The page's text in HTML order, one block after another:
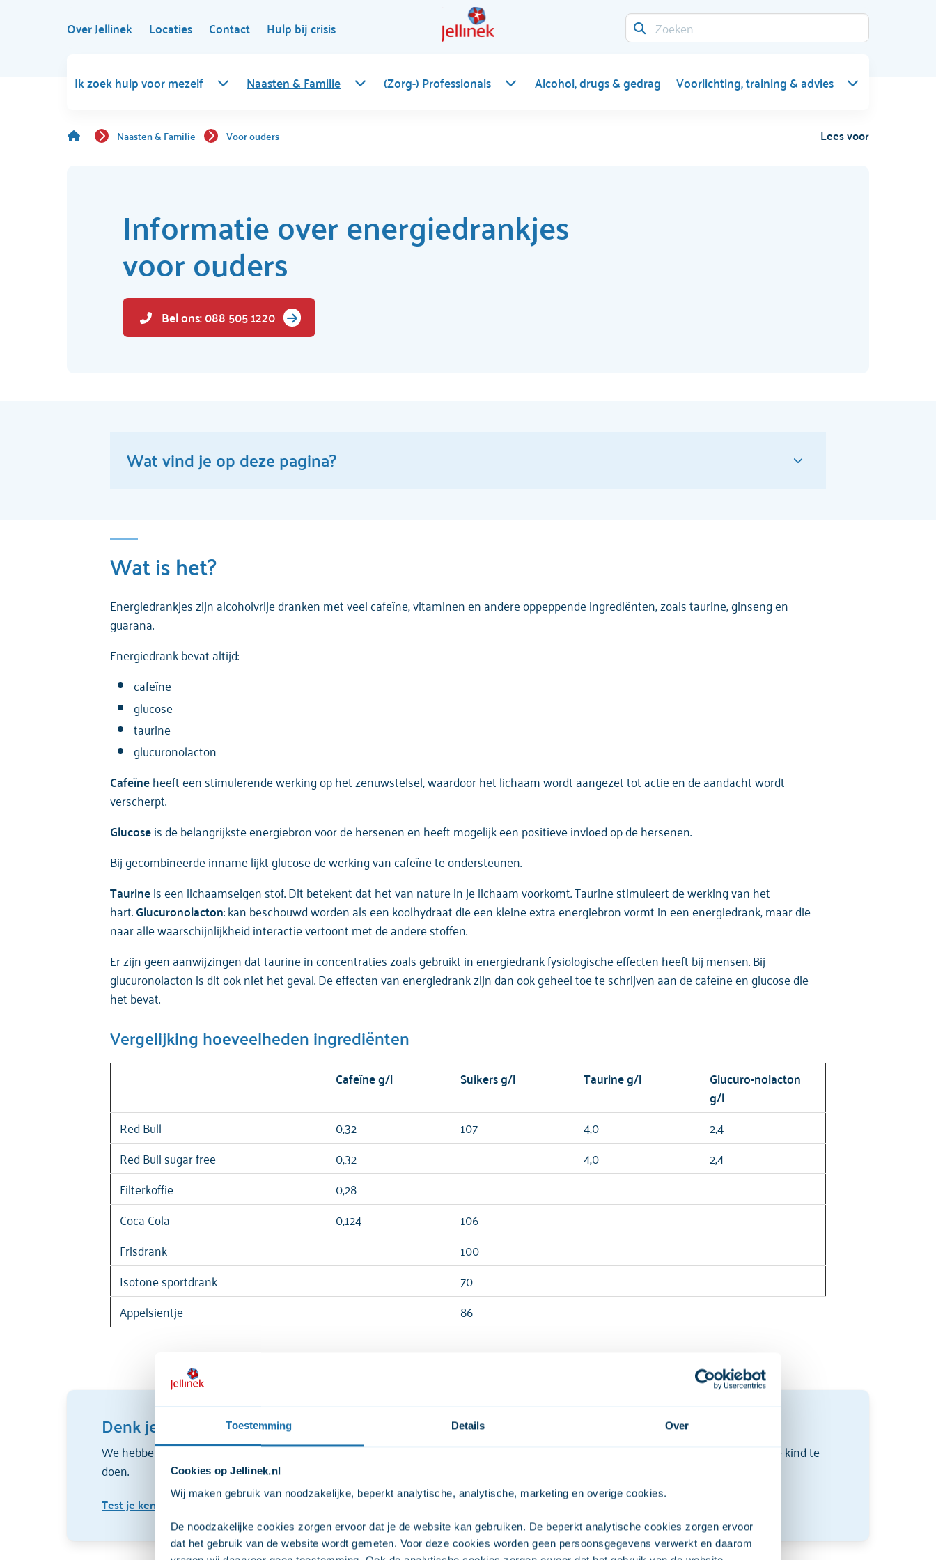
Toestemming Details Over
Cookies op Jellinek.nl
Wij maken gebruik van noodzakelijke, beperkt analytische, analytische, marketing en overige cookies.
De noodzakelijke cookies zorgen ervoor dat je de website kan gebruiken. De beperkt analytische cookies zorgen ervoor
dat het gebruik van de website wordt gemeten. Voor deze cookies worden geen persoonsgegevens verwerkt en daarom
Over Jellinek Locaties Contact Hulp bij crisis
Ik zoek hulp voor mezelf Naasten & Familie (Zorg-) Professionals Alcohol, drugs & gedrag Voorlichting, training & advies
Informatie over energiedrankjes
voor ouders
Bel ons: 088 505 1220
Naasten & Familie Voor ouders Lees voor
Wat vind je op deze pagina?
Hoe herken ik het?
Redenen
Risico’s
Risico’s verminderen
Energiedrankjes en de wet
Wat is het?
Energiedrankjes zijn alcoholvrije dranken met veel cafeïne, vitaminen en andere oppeppende ingrediënten, zoals taurine, ginseng en
guarana.
Energiedrank bevat altijd:
cafeïne
glucose
taurine
glucuronolacton
Cafeïneheeft een stimulerende werking op het zenuwstelsel, waardoor het lichaam wordt aangezet tot actie en de aandacht wordt
verscherpt.
Glucoseis de belangrijkste energiebron voor de hersenen en heeft mogelijk een positieve invloed op de hersenen.
Bij gecombineerde inname lijkt glucose de werking van cafeïne te ondersteunen.
Taurineis een lichaamseigen stof. Dit betekent dat het van nature in je lichaam voorkomt. Taurine stimuleert de werking van het
hart.Glucuronolacton: kan beschouwd worden als een koolhydraat die een kleine extra energiebron vormt in een energiedrank, maar die
naar alle waarschijnlijkheid interactie vertoont met de andere stoffen.
Er zijn geen aanwijzingen dat taurine in concentraties zoals gebruikt in energiedrank fysiologische effecten heeft bij mensen. Bij
glucuronolacton is dit ook niet het geval. De effecten van energiedrank zijn dan ook geheel toe te schrijven aan de cafeïne en glucose die
het bevat.
Vergelijking hoeveelheden ingrediënten
Cafeïneg/l Suikersg/l Taurineg/l Glucuro-nolacton
g/l
Red Bull
0,32 107 4,0
2,4
Red Bull sugar free
0,32 4,0
2,4
Filterkoffie
0,28
Coca Cola
0,124
106
Frisdrank
100
Isotone sportdrank
70
Appelsientje
86
Denk je dat jullie alles al weten? Doe de test!
We hebben makkelijke testen, moeilijke testen en testen voor mensen die zelf gebruiken. Deze testen zijn ook leuk om samen met je kind te
doen.
Test je kennis